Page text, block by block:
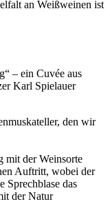
an Weißweinen ist
– ein Cuvée aus
Karl Spielauer
den wir
mit der Weinsorte
Auftritt, wobei der
Sprechblase das
der Natur